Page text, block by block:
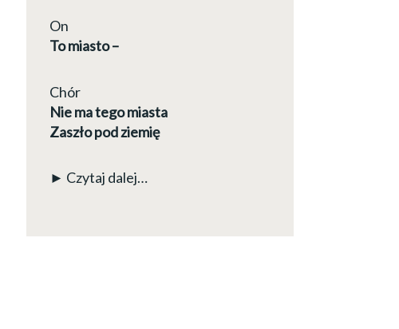
On
To miasto –
Chór
Nie ma tego miasta
Zaszło pod ziemię
► Czytaj dalej…